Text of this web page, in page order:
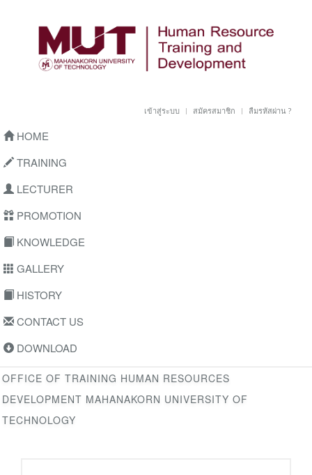
เข้าสู่ระบบ สมัครสมาชิก ลืมรหัสผ่าน ?
HOME
TRAINING
LECTURER
PROMOTION
KNOWLEDGE
GALLERY
HISTORY
CONTACT US
DOWNLOAD
OFFICE OF TRAINING HUMAN RESOURCES
DEVELOPMENT MAHANAKORN UNIVERSITY OF
TECHNOLOGY